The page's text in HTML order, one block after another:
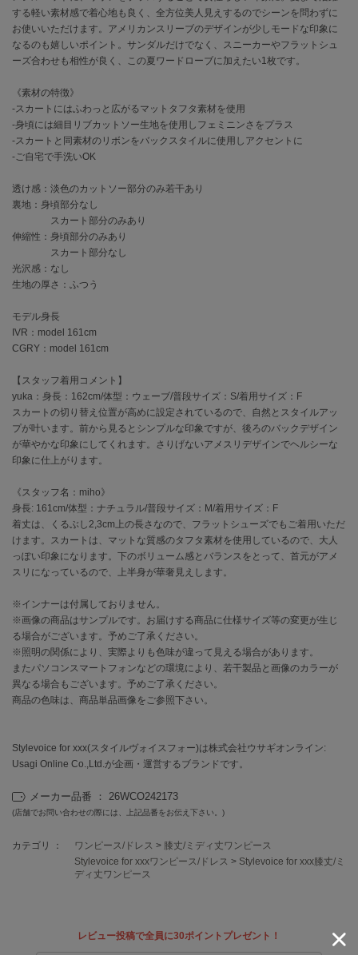
コードエー
COLE HAAN
コール ハーン
CONVERSE
コンバース
EIMY ISTOIRE
エイミー イストワール
emmi
emmi atelier
エミ アトリエ
emmi yoga
エミヨガ
ETRÉ TOKYO
エトレトウキョウ
FILA
フィラ
フレイアイディー
FURFUR
ファーファー
gelato pique
GELATO PIQUE CAT&DOG
ジェラート ピケ キャットアンドドッグ
gelato pique Sleep
ジェラート ピケ スリープ
GRAMICCI
グラミチ
する軽い素材感で着心地も良く、全方位美人見えするのでシーンを問わずに
お使いいただけます。アメリカンスリーブのデザインが少しモードな印象に
なるのも嬉しいポイント。サンダルだけでなく、スニーカーやフラットシュ
ーズ合わせも相性が良く、この夏ワードローブに加えたい1枚です。
《素材の特徴》
-スカートにはふわっと広がるマットタフタ素材を使用
-身頃には細目リブカットソー生地を使用しフェミニンさをプラス
-スカートと同素材のリボンをバックスタイルに使用しアクセントに
-ご自宅で手洗いOK
透け感：淡色のカットソー部分のみ若干あり
裏地：身頃部分なし
スカート部分のみあり
伸縮性：身頃部分のみあり
スカート部分なし
光沢感：なし
生地の厚さ：ふつう
モデル身長
IVR：model 161cm
CGRY：model 161cm
【スタッフ着用コメント】
yuka：身長：162cm/体型：ウェーブ/普段サイズ：S/着用サイズ：F
スカートの切り替え位置が高めに設定されているので、自然とスタイルアッ
プが叶います。前から見るとシンプルな印象ですが、後ろのバックデザイン
が華やかな印象にしてくれます。さりげないアメスリデザインでヘルシーな
印象に仕上がります。
《スタッフ名：miho》
身長: 161cm/体型：ナチュラル/普段サイズ：M/着用サイズ：F
着丈は、くるぶし2,3cm上の長さなので、フラットシューズでもご着用いただ
けます。スカートは、マットな質感のタフタ素材を使用しているので、大人
っぽい印象になります。下のボリューム感とバランスをとって、首元がアメ
スリになっているので、上半身が華奢見えします。
※インナーは付属しておりません。
※画像の商品はサンプルです。お届けする商品に仕様サイズ等の変更が生じ
る場合がございます。予めご了承ください。
※照明の関係により、実際よりも色味が違って見える場合があります。
またパソコンスマートフォンなどの環境により、若干製品と画像のカラーが
異なる場合もございます。予めご了承ください。
商品の色味は、商品単品画像をご参照下さい。
Stylevoice for xxx(スタイルヴォイスフォー)は株式会社ウサギオンライン:
Usagi Online Co.,Ltd.が企画・運営するブランドです。
メーカー品番 ： 26WCO242173
(店舗でお問い合わせの際には、上記品番をお伝え下さい。)
カテゴリ ： ワンピース/ドレス> 膝丈/ミディ丈ワンピース
Stylevoice for xxxワンピース/ドレス> Stylevoice for xxx膝丈/ミ
ディ丈ワンピース
レビュー投稿で全員に30ポイントプレゼント！